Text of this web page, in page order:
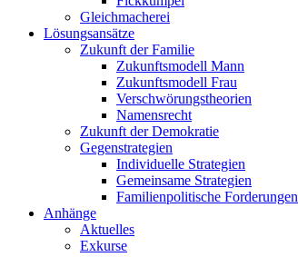
Gleichmacherei
Lösungsansätze
Zukunft der Familie
Zukunftsmodell Mann
Zukunftsmodell Frau
Verschwörungstheorien
Namensrecht
Zukunft der Demokratie
Gegenstrategien
Individuelle Strategien
Gemeinsame Strategien
Familienpolitische Forderungen
Anhänge
Aktuelles
Exkurse